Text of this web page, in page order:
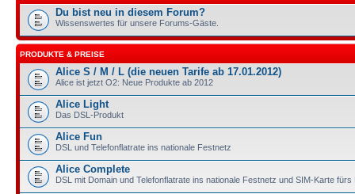
Du bist neu in diesem Forum?
Wissenswertes für unsere Forums-Gäste.
PRODUKTE & PREISE
Alice S / M / L (die neuen Tarife ab 17.01.2012)
Alice ist jetzt O2: Neue Produkte ab 2012
Alice Light
Das DSL-Produkt
Alice Fun
DSL und Telefonflatrate ins nationale Festnetz
Alice Complete
DSL mit Domain und Telefonflatrate ins nationale Festnetz und SIM-Karte fürs